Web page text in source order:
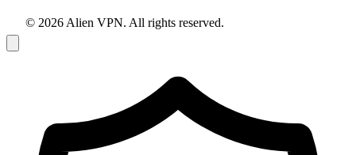
© 2026 Alien VPN. All rights reserved.